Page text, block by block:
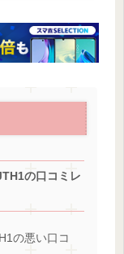
の口コミレ
の悪い口コ